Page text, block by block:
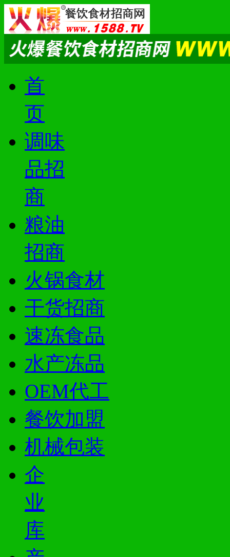
首
页
调味
品招
商
粮油
招商
火锅食材
干货招商
速冻食品
水产冻品
OEM代工
餐饮加盟
机械包装
企
业
库